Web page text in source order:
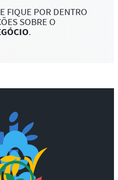
FIQUE POR DENTRO
SOBRE O
.